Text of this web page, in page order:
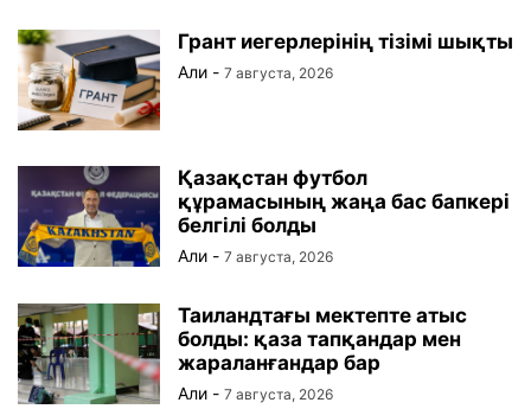
Грант иегерлерінің тізімі шықты
Али - 7 августа, 2026
Қазақстан футбол
құрамасының жаңа бас бапкері
белгілі болды
Али - 7 августа, 2026
Таиландтағы мектепте атыс
болды: қаза тапқандар мен
жараланғандар бар
Али - 7 августа, 2026